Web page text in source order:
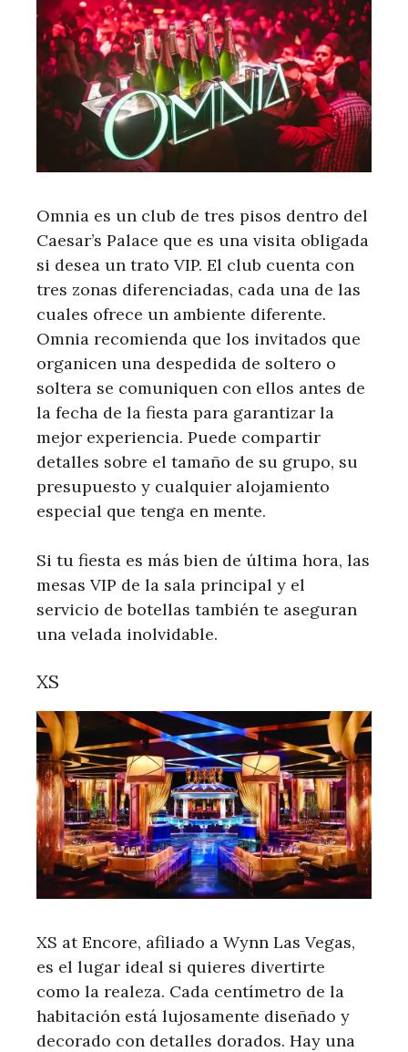
Omnia es un club de tres pisos dentro del
Caesar’s Palace que es una visita obligada
si desea un trato VIP. El club cuenta con
tres zonas diferenciadas, cada una de las
cuales ofrece un ambiente diferente.
Omnia recomienda que los invitados que
organicen una despedida de soltero o
soltera se comuniquen con ellos antes de
la fecha de la fiesta para garantizar la
mejor experiencia. Puede compartir
detalles sobre el tamaño de su grupo, su
presupuesto y cualquier alojamiento
especial que tenga en mente.
Si tu fiesta es más bien de última hora, las
mesas VIP de la sala principal y el
servicio de botellas también te aseguran
una velada inolvidable.
XS
XS at Encore, afiliado a Wynn Las Vegas,
es el lugar ideal si quieres divertirte
como la realeza. Cada centímetro de la
habitación está lujosamente diseñado y
decorado con detalles dorados. Hay una